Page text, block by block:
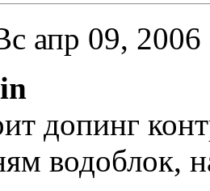
апр 09, 2006
допинг
водоблок,